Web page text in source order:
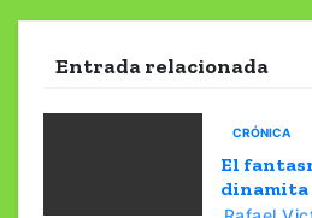
v
g
Entrada relacionada
CRÓNICA
El
dinamita